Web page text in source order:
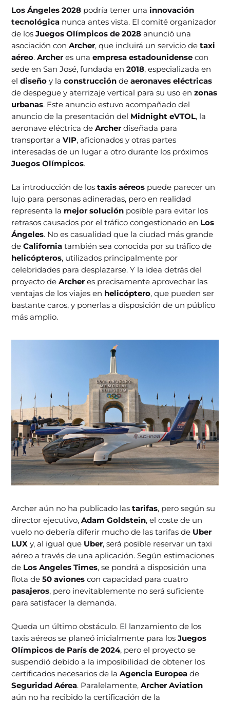
Los Ángeles 2028 podría tener unainnovación
tecnológica nunca antes vista. El comité organizador
de losJuegos Olímpicos de 2028 anunció una
asociación conArcher, que incluirá un servicio detaxi
aéreo.Archer es unaempresa estadounidense con
sede en San José, fundada en2018, especializada en
eldiseño y laconstrucción deaeronaves eléctricas
de despegue y aterrizaje vertical para su uso enzonas
urbanas. Este anuncio estuvo acompañado del
anuncio de la presentación del Midnight eVTOL, la
aeronave eléctrica deArcher diseñada para
transportar aVIP, aficionados y otras partes
interesadas de un lugar a otro durante los próximos
Juegos Olímpicos.
La introducción de lostaxis aéreos puede parecer un
lujo para personas adineradas, pero en realidad
representa la mejor solución posible para evitar los
retrasos causados ​​por el tráfico congestionado en Los
Ángeles. No es casualidad que la ciudad más grande
deCalifornia también sea conocida por su tráfico de
helicópteros, utilizados principalmente por
celebridades para desplazarse. Y la idea detrás del
proyecto deArcher es precisamente aprovechar las
ventajas de los viajes en helicóptero, que pueden ser
bastante caros, y ponerlas a disposición de un público
más amplio.
Archer aún no ha publicado lastarifas, pero según su
director ejecutivo,Adam Goldstein, el coste de un
vuelo no debería diferir mucho de las tarifas de Uber
LUX y, al igual que Uber, será posible reservar un taxi
aéreo a través de una aplicación. Según estimaciones
de Los Angeles Times, se pondrá a disposición una
flota de50 aviones con capacidad para cuatro
pasajeros, pero inevitablemente no será suficiente
para satisfacer la demanda.
Queda un último obstáculo. El lanzamiento de los
taxis aéreos se planeó inicialmente para losJuegos
Olímpicos de París de 2024, pero el proyecto se
suspendió debido a la imposibilidad de obtener los
certificados necesarios de laAgencia Europea de
Seguridad Aérea. Paralelamente,Archer Aviation
aún no ha recibido la certificación de la